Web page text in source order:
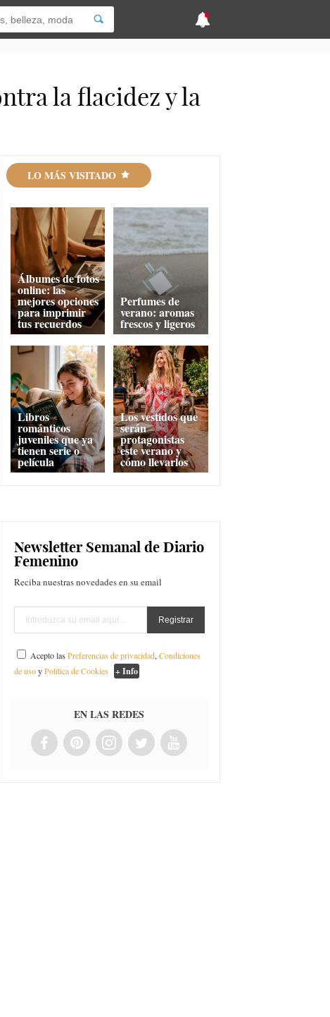
la flacidez y la
LO MÁS VISITADO
Álbumes de fotos
online: las
mejores opciones
para imprimir
tus recuerdos
Perfumes de
verano: aromas
frescos y ligeros
Libros
románticos
juveniles que ya
tienen serie o
película
Los vestidos que
serán
protagonistas
este verano y
cómo llevarlos
Newsletter Semanal de Diario
Femenino
Reciba nuestras novedades en su email
Acepto lasPreferencias de privacidad,Condiciones
de usoyPolítica de Cookies + Info
EN LAS REDES